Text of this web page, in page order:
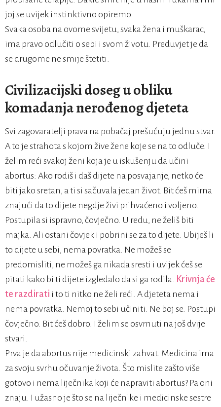
joj se uvijek instinktivno opiremo.
Svaka osoba na ovome svijetu, svaka žena i muškarac,
ima pravo odlučiti o sebi i svom životu. Preduvjet je da
se drugome ne smije štetiti.
Civilizacijski doseg u obliku
komadanja nerođenog djeteta
Svi zagovaratelji prava na pobačaj prešućuju jednu stvar.
A to je strahota s kojom žive žene koje se na to odluče. I
želim reći svakoj ženi koja je u iskušenju da učini
abortus: Ako rodiš i daš dijete na posvajanje, netko će
biti jako sretan, a ti si sačuvala jedan život. Bit ćeš mirna
znajući da to dijete negdje živi prihvaćeno i voljeno.
Postupila si ispravno, čovječno. U redu, ne želiš biti
majka. Ali ostani čovjek i pobrini se za to dijete. Ubiješ li
to dijete u sebi, nema povratka. Ne možeš se
predomisliti, ne možeš ga nikada sresti i uvijek ćeš se
pitati kako bi ti dijete izgledalo da si ga rodila. Krivnja će
te razdirati i to ti nitko ne želi reći. A djeteta nema i
nema povratka. Nemoj to sebi učiniti. Ne boj se. Postupi
čovječno. Bit ćeš dobro. I želim se osvrnuti na još dvije
stvari.
Prva je da abortus nije medicinski zahvat. Medicina ima
za svoju svrhu očuvanje života. Što mislite zašto više
gotovo i nema liječnika koji će napraviti abortus? Pa oni
znaju. I užasno je što se na liječnike i medicinske sestre